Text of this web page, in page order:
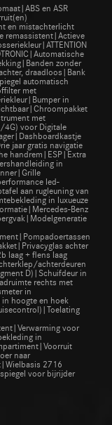
en ASR
en mistachterlicht
remassistent|Actieve
zonder
draadloos|Bank
automatisch
met
in
met
4G) voor Digitale
jaar gratis navigatie
handrem|ESP|Extra
in
led-
aan rugleuning van
in luxueuze
Benz
achter
laag + flens laag
achterdeuren
D)|Schuifdeur in
rechts met
in
hoogte en hoek
voor
in
naar
2716
voor bijrijder